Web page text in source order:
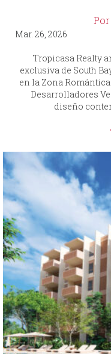
Mar. 26, 2026
Tropicasa Realty
exclusiva de South
en la Zona
Desarrolladores
diseño